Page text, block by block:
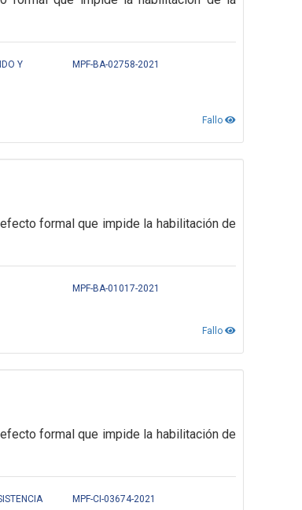
Y
MPF-BA-02758-2021
Fallo
formal que impide la habilitación de
MPF-BA-01017-2021
Fallo
formal que impide la habilitación de
MPF-CI-03674-2021